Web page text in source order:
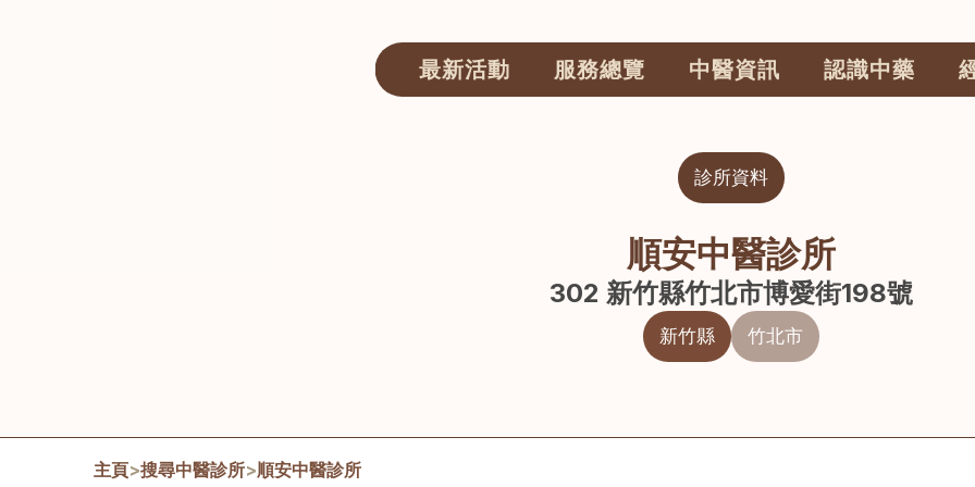
最新活動 服務總覽 中醫資訊 認識中藥
診所資料
順安中醫診所
302 新竹縣竹北市博愛街198號
新竹縣 竹北市
主頁>搜尋中醫診所>順安中醫診所